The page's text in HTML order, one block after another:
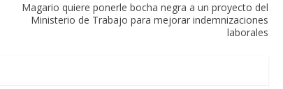
Magario quiere ponerle bocha negra a un proyecto del
Ministerio de Trabajo para mejorar indemnizaciones
laborales